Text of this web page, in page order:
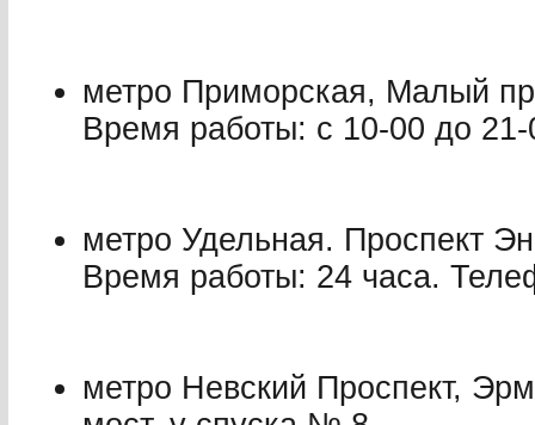
метро Приморская, Малый
Время работы: с 10-00 до
метро Удельная. Проспект
Время работы: 24 часа.
метро Невский Проспект,